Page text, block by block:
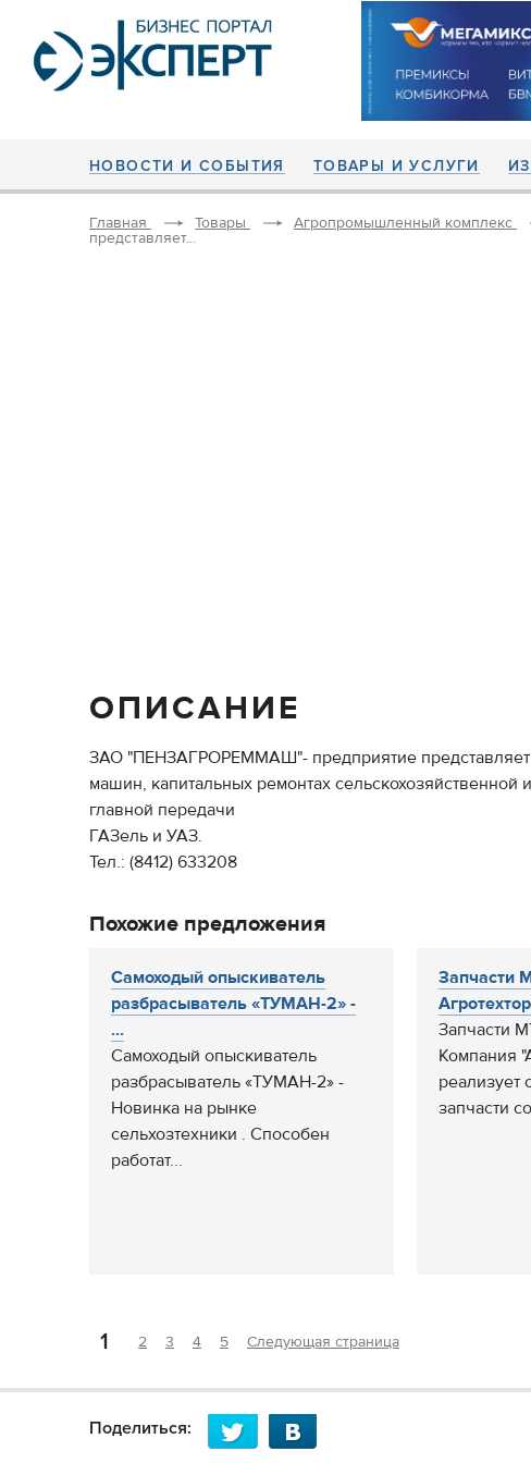
НОВОСТИ И СОБЫТИЯ ТОВАРЫ И УСЛУГИ
Главная Товары Агропромышленный комплекс
представляет...
ОПИСАНИЕ
ЗАО "ПЕНЗАГРОРЕММАШ"- предприятие представляет
машин, капитальных ремонтах
главной передачи
ГАЗель и УАЗ.
Тел.: (8412) 633208
Похожие предложения
Самоходый опыскиватель
разбрасыватель «ТУМАН-2» -
...
Самоходый опыскиватель
разбрасыватель «ТУМАН-2» -
Новинка на рынке
сельхозтехники . Способен
работат...
Запчасти
Запчасти
Компания
реализует
запчасти
1 2 3 4 5 Следующая страница
Поделиться: